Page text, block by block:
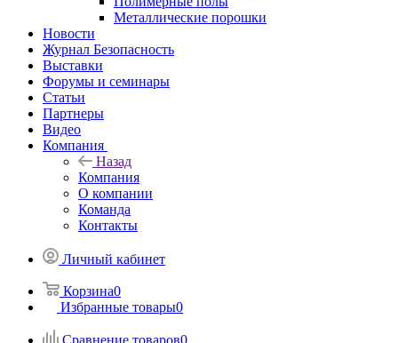
Металлические порошки
Новости
Журнал Безопасность
Выставки
Форумы и семинары
Статьи
Партнеры
Видео
Компания
Назад
Компания
О компании
Команда
Контакты
Личный кабинет
Корзина0
Избранные товары0
Сравнение товаров0